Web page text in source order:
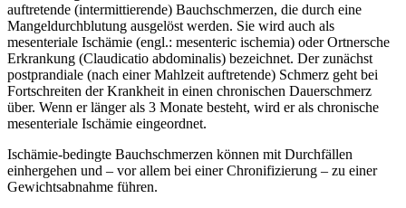
auftretende (intermittierende) Bauchschmerzen, die durch eine
Mangeldurchblutung ausgelöst werden. Sie wird auch als
mesenteriale Ischämie (engl.: mesenteric ischemia) oder Ortnersche
Erkrankung (Claudicatio abdominalis) bezeichnet. Der zunächst
postprandiale (nach einer Mahlzeit auftretende) Schmerz geht bei
Fortschreiten der Krankheit in einen chronischen Dauerschmerz
über. Wenn er länger als 3 Monate besteht, wird er als chronische
mesenteriale Ischämie eingeordnet.
Ischämie-bedingte Bauchschmerzen können mit Durchfällen
einhergehen und – vor allem bei einer Chronifizierung – zu einer
Gewichtsabnahme führen.